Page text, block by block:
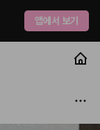
앱에서 보기